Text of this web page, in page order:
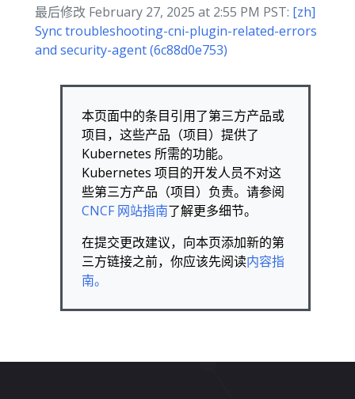
最后修改 February 27, 2025 at 2:55 PM PST: [zh]
Sync troubleshooting-cni-plugin-related-errors
and security-agent (6c88d0e753)
本页面中的条目引用了第三方产品或
项目，这些产品（项目）提供了
Kubernetes 所需的功能。
Kubernetes 项目的开发人员不对这
些第三方产品（项目）负责。请参阅
CNCF 网站指南了解更多细节。
在提交更改建议，向本页添加新的第
三方链接之前，你应该先阅读内容指
南。